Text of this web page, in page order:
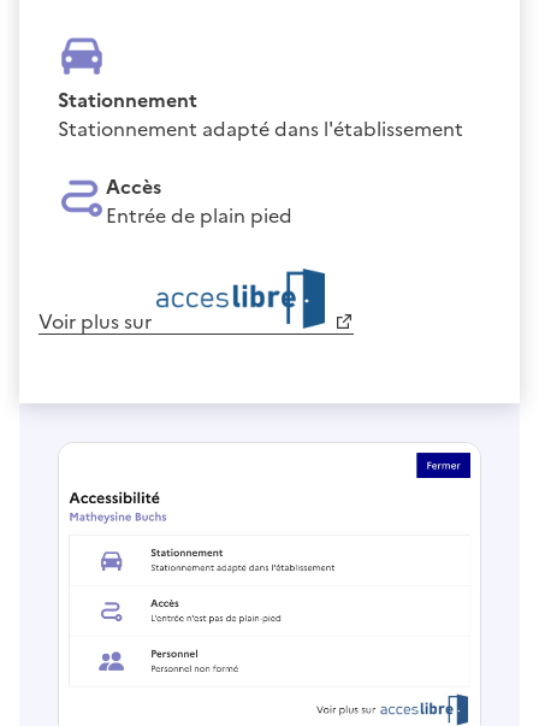
Stationnement
Stationnement adapté dans l'établissement
Accès
Entrée de plain pied
Voir plus sur